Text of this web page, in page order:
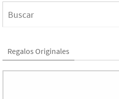
Regalos Originales